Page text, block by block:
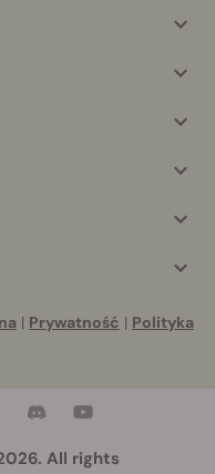
| Prywatność | Polityka
All rights